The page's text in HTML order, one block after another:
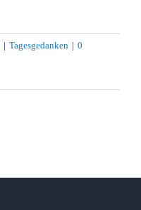
| Tagesgedanken | 0